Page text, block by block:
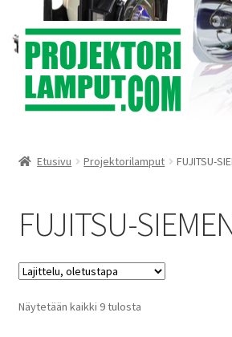
Siirry
navigointiin
Siirry
sisältöön
Lampun asennus
Yhteystiedot
KIRJAUDU
Etusivu Projektorilamput FUJITSU-
FUJITSU-
Näytetään kaikki 9 tulosta